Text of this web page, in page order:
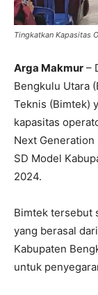
Tingkatkan Kapasitas
Arga Makmur –
Bengkulu Utara
Teknis (Bimtek)
kapasitas
Next Generation
SD Model
2024.
Bimtek tersebut
yang berasal
Kabupaten
untuk